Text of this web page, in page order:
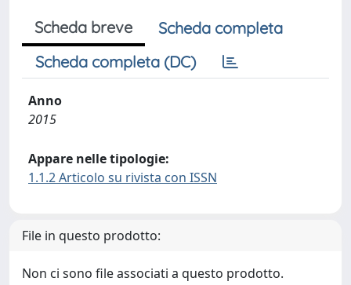
Scheda breve
Scheda completa
Scheda completa (DC)
Anno
2015
Appare nelle tipologie:
1.1.2 Articolo su rivista con ISSN
File in questo prodotto:
Non ci sono file associati a questo prodotto.